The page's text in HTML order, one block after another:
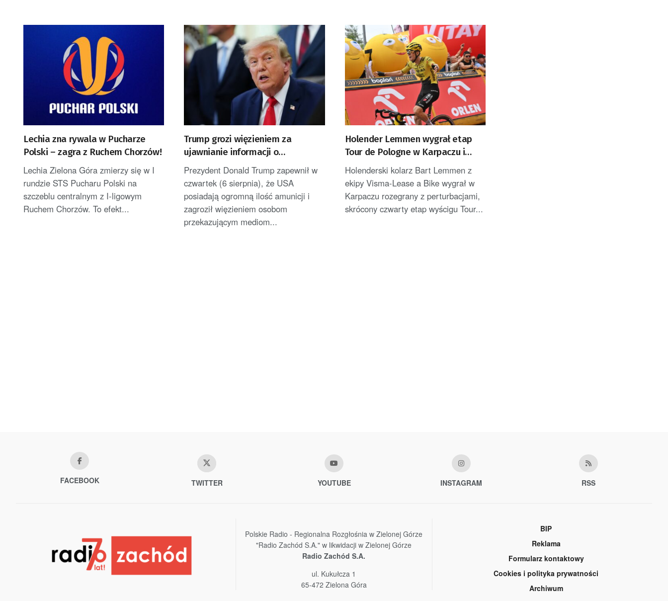
Lechia zna rywala w Pucharze
Polski – zagra z Ruchem Chorzów!
Lechia Zielona Góra zmierzy się w I
rundzie STS Pucharu Polski na
szczeblu centralnym z I-ligowym
Ruchem Chorzów. To efekt...
Trump grozi więzieniem za
ujawnianie informacji o
uszczuplonych zapasach amunicji
Prezydent Donald Trump zapewnił w
czwartek (6 sierpnia), że USA
posiadają ogromną ilość amunicji i
zagroził więzieniem osobom
przekazującym mediom...
Holender Lemmen wygrał etap
Tour de Pologne w Karpaczu i
został liderem [AKTUALIZACJA]
Holenderski kolarz Bart Lemmen z
ekipy Visma-Lease a Bike wygrał w
Karpaczu rozegrany z perturbacjami,
skrócony czwarty etap wyścigu Tour...
FACEBOOK TWITTER YOUTUBE INSTAGRAM RSS
Polskie Radio - Regionalna Rozgłośnia w Zielonej Górze
"Radio Zachód S.A." w likwidacji w Zielonej Górze
Radio Zachód S.A.
ul. Kukułcza 1
65-472 Zielona Góra
BIP
Reklama
Formularz kontaktowy
Cookies i polityka prywatności
Archiwum